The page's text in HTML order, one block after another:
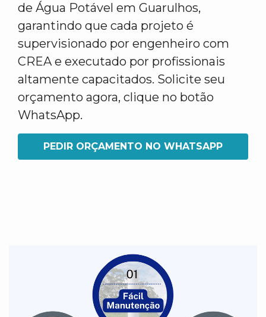
de Água Potável em Guarulhos,
garantindo que cada projeto é
supervisionado por engenheiro com
CREA e executado por profissionais
altamente capacitados. Solicite seu
orçamento agora, clique no botão
WhatsApp.
PEDIR ORÇAMENTO NO WHATSAPP